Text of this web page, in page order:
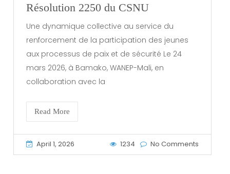
Résolution 2250 du CSNU
Une dynamique collective au service du
renforcement de la participation des jeunes
aux processus de paix et de sécurité Le 24
mars 2026, à Bamako, WANEP-Mali, en
collaboration avec la
Read More
April 1, 2026 1234 No Comments